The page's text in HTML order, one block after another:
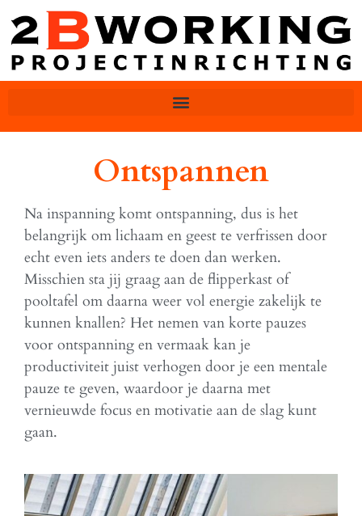
Ontspannen
Na inspanning komt ontspanning, dus is het
belangrijk om lichaam en geest te verfrissen door
echt even iets anders te doen dan werken.
Misschien sta jij graag aan de flipperkast of
pooltafel om daarna weer vol energie zakelijk te
kunnen knallen? Het nemen van korte pauzes
voor ontspanning en vermaak kan je
productiviteit juist verhogen door je een mentale
pauze te geven, waardoor je daarna met
vernieuwde focus en motivatie aan de slag kunt
gaan.